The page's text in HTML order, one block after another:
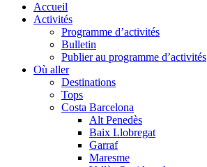
Accueil
Activités
Programme d’activités
Bulletin
Publier au programme d’activités
Où aller
Destinations
Tops
Costa Barcelona
Alt Penedès
Baix Llobregat
Garraf
Maresme